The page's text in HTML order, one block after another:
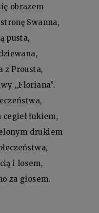
obrazem
Swanna,
pusta,
z Prousta,
„Floriana”.
łukiem,
drukiem
i losem,
za głosem.